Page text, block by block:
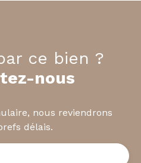
ce bien ?
nous
nous reviendrons
délais.